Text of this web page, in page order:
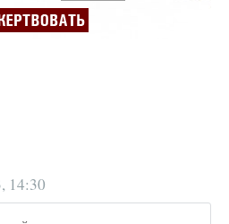
14:30